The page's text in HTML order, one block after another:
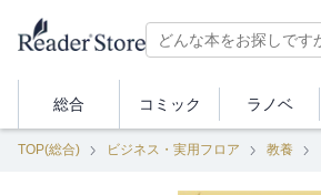
総合 コミック ラノベ
TOP(総合) ビジネス・実用フロア 教養